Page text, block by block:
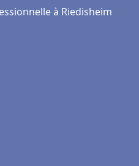
à Riedisheim